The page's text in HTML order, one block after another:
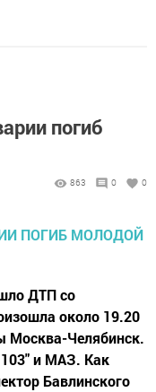
погиб
863 0 0
ДТП со
около 19.20
Москва-Челябинск.
и МАЗ. Как
Бавлинского